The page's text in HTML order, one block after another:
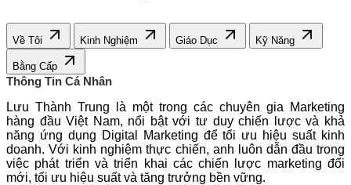
Về Tôi Kinh Nghiệm Giáo Dục Kỹ Năng
Bằng Cấp
Thông Tin Cá Nhân
Lưu Thành Trung là một trong các chuyên gia Marketing
hàng đầu Việt Nam, nổi bật với tư duy chiến lược và khả
năng ứng dụng Digital Marketing để tối ưu hiệu suất kinh
doanh. Với kinh nghiệm thực chiến, anh luôn dẫn đầu trong
việc phát triển và triển khai các chiến lược marketing đổi
mới, tối ưu hiệu suất và tăng trưởng bền vững.